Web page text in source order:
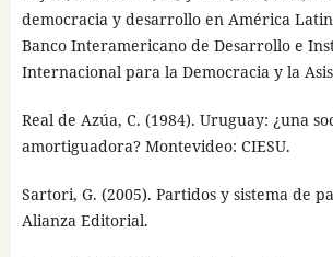
democracia y desarrollo en América
Banco Interamericano de Desarrollo e
Internacional para la Democracia y la
Real de Azúa, C. (1984). Uruguay: ¿una
amortiguadora? Montevideo: CIESU.
Sartori, G. (2005). Partidos y sistema de
Alianza Editorial.